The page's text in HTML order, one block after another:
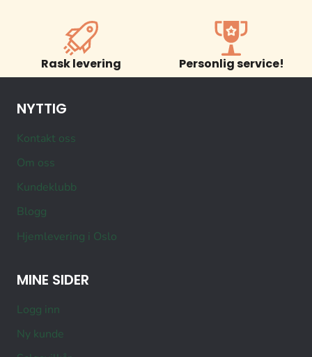
Rask levering Personlig service!
NYTTIG
Kontakt oss
Om oss
Kundeklubb
Blogg
Hjemlevering i Oslo
MINE SIDER
Logg inn
Ny kunde